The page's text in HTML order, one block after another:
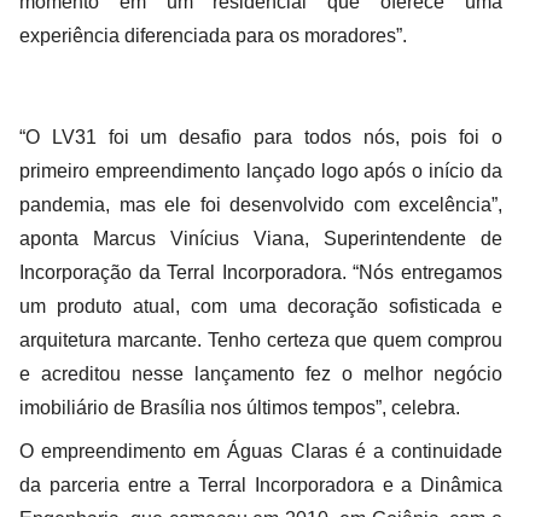
experiência diferenciada para os moradores”.
“O LV31 foi um desafio para todos nós, pois foi o
primeiro empreendimento lançado logo após o início da
pandemia, mas ele foi desenvolvido com excelência”,
aponta Marcus Vinícius Viana, Superintendente de
Incorporação da Terral Incorporadora. “Nós entregamos
um produto atual, com uma decoração sofisticada e
arquitetura marcante. Tenho certeza que quem comprou
e acreditou nesse lançamento fez o melhor negócio
imobiliário de Brasília nos últimos tempos”, celebra.
O empreendimento em Águas Claras é a continuidade
da parceria entre a Terral Incorporadora e a Dinâmica